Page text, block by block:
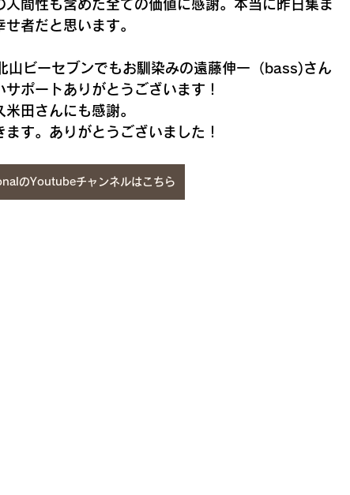
間性も含めた全ての価値に感謝。本当に昨日集ま
者だと思います。
山ビーセブンでもお馴染みの遠藤伸一（bass)さん
ポートありがとうございます！
田さんにも感謝。
す。ありがとうございました！
のYoutubeチャンネルはこちら